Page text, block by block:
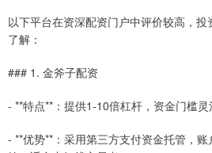
以下平台在资深配资门户中评价较高，
了解：
### 1. 金斧子配资
- **特点**：提供1-10倍杠杆，资金门槛灵
- **优势**：采用第三方支付资金托管，